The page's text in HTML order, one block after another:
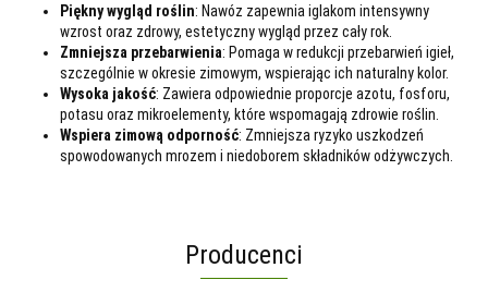
Piękny wygląd roślin: Nawóz zapewnia iglakom intensywny
wzrost oraz zdrowy, estetyczny wygląd przez cały rok.
Zmniejsza przebarwienia: Pomaga w redukcji przebarwień igieł,
szczególnie w okresie zimowym, wspierając ich naturalny kolor.
Wysoka jakość: Zawiera odpowiednie proporcje azotu, fosforu,
potasu oraz mikroelementy, które wspomagają zdrowie roślin.
Wspiera zimową odporność: Zmniejsza ryzyko uszkodzeń
spowodowanych mrozem i niedoborem składników odżywczych.
Producenci